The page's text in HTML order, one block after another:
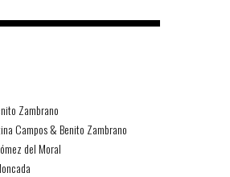
Zambrano
Campos & Benito Zambrano
del Moral